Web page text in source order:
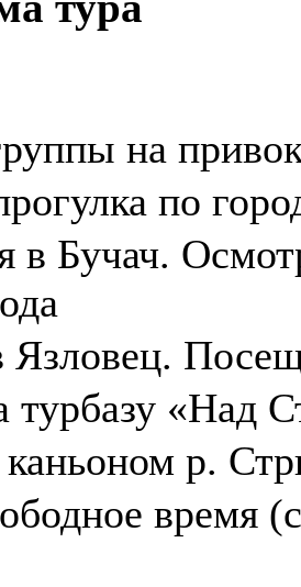
на
по
в Бучач.
Язловец.
турбазу «Над
р.
время